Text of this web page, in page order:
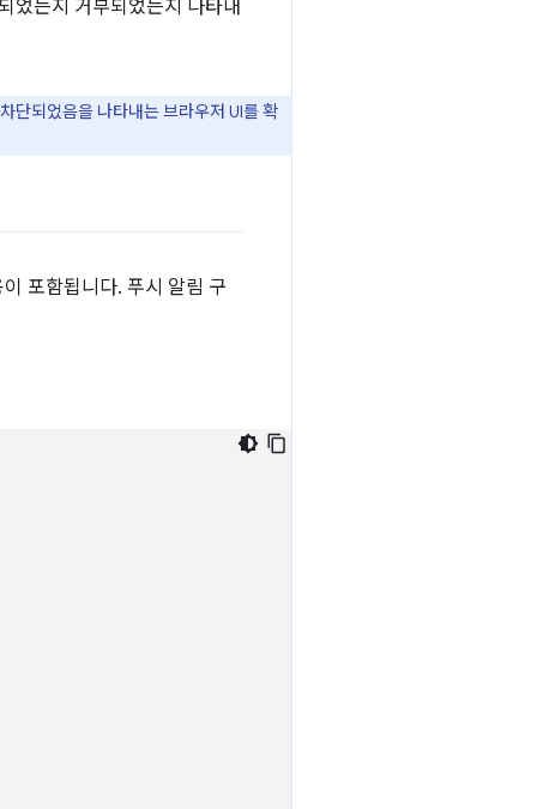
었는지 거부되었는지 나타내
단되었음을 나타내는 브라우저 UI를 확
포함됩니다. 푸시 알림 구